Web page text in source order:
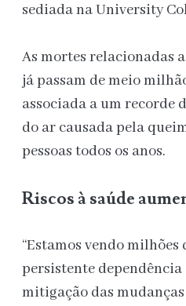
sediada na University
As mortes relacionadas
já passam de meio
associada a um recorde
do ar causada pela
pessoas todos os anos.
Riscos à saúde
“Estamos vendo
persistente dependência
mitigação das